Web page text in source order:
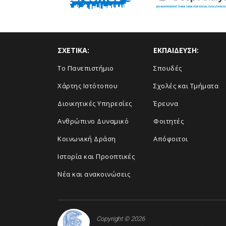
ΣΧΕΤΙΚΑ:
Το Πανεπιστήμιο
Χάρτης Ιστότοπου
Διοικητικές Υπηρεσίες
Ανθρώπινο Δυναμικό
Κοινωνική Δράση
Ιστορία και Προοπτικές
Νέα και ανακοινώσεις
ΕΚΠΑΙΔΕΥΣΗ:
Σπουδές
Σχολές και Τμήματα
Έρευνα
Φοιτητές
Απόφοιτοι
Copyright © 2026